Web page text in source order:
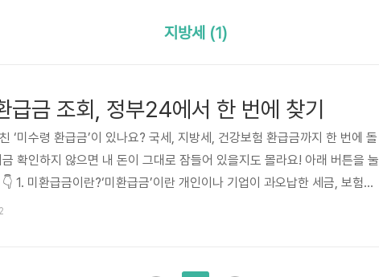
지방세 (1)
급금 조회, 정부24에서 한 번에 찾기
‘미수령 환급금’이 있나요? 국세, 지방세, 건강보험 환급금까지 한 번에 돌
확인하지 않으면 내 돈이 그대로 잠들어 있을지도 몰라요! 아래 버튼을 눌
1. 미환급금이란?‘미환급금’이란 개인이나 기업이 과오납한 세금, 보험료,
못한 금액을 말합니다. 즉, 내가 이미 납부했지만 돌려받을 수 있는 돈이
한 번에 확인할 수 있습니다. 조회 가능한 항목은 다음과 같습니다..